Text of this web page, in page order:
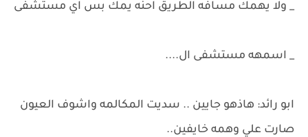
_ ولا يهمك مسافه الطريق احنه يمك بس اي مستشفى
_ اسمهه مستشفى ال....
ابو رائد: هاذهو جايين .. سديت المكالمه واشوف العيون
صارت علي وهمه خايفين..